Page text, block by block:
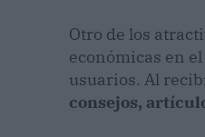
Otro de los
económicas en
usuarios. Al
consejos,